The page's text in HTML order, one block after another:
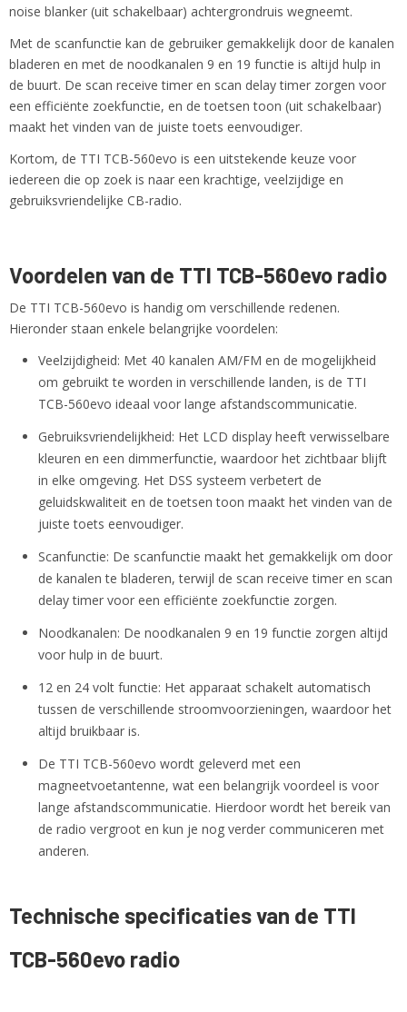
noise blanker (uit schakelbaar) achtergrondruis wegneemt.
Met de scanfunctie kan de gebruiker gemakkelijk door de kanalen
bladeren en met de noodkanalen 9 en 19 functie is altijd hulp in
de buurt. De scan receive timer en scan delay timer zorgen voor
een efficiënte zoekfunctie, en de toetsen toon (uit schakelbaar)
maakt het vinden van de juiste toets eenvoudiger.
Kortom, de TTI TCB-560evo is een uitstekende keuze voor
iedereen die op zoek is naar een krachtige, veelzijdige en
gebruiksvriendelijke CB-radio.
Voordelen van de TTI TCB-560evo radio
De TTI TCB-560evo is handig om verschillende redenen.
Hieronder staan enkele belangrijke voordelen:
Veelzijdigheid: Met 40 kanalen AM/FM en de mogelijkheid
om gebruikt te worden in verschillende landen, is de TTI
TCB-560evo ideaal voor lange afstandscommunicatie.
Gebruiksvriendelijkheid: Het LCD display heeft verwisselbare
kleuren en een dimmerfunctie, waardoor het zichtbaar blijft
in elke omgeving. Het DSS systeem verbetert de
geluidskwaliteit en de toetsen toon maakt het vinden van de
juiste toets eenvoudiger.
Scanfunctie: De scanfunctie maakt het gemakkelijk om door
de kanalen te bladeren, terwijl de scan receive timer en scan
delay timer voor een efficiënte zoekfunctie zorgen.
Noodkanalen: De noodkanalen 9 en 19 functie zorgen altijd
voor hulp in de buurt.
12 en 24 volt functie: Het apparaat schakelt automatisch
tussen de verschillende stroomvoorzieningen, waardoor het
altijd bruikbaar is.
De TTI TCB-560evo wordt geleverd met een
magneetvoetantenne, wat een belangrijk voordeel is voor
lange afstandscommunicatie. Hierdoor wordt het bereik van
de radio vergroot en kun je nog verder communiceren met
anderen.
Technische specificaties van de TTI
TCB-560evo radio